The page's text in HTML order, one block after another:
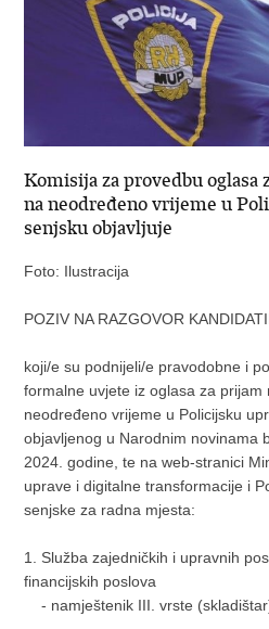
Komisija za provedbu
na neodređeno vrijeme u
senjsku objavljuje
Foto: Ilustracija
POZIV NA RAZGOVOR
koji/e su podnijeli/e pravodobne i
formalne uvjete iz oglasa za prijam
neodređeno vrijeme u Policijsku
objavljenog u Narodnim novinama
2024. godine, te na web-stranici
uprave i digitalne transformacije i
senjske za radna mjesta:
1. Služba zajedničkih i upravnih
financijskih poslova
- namještenik III. vrste